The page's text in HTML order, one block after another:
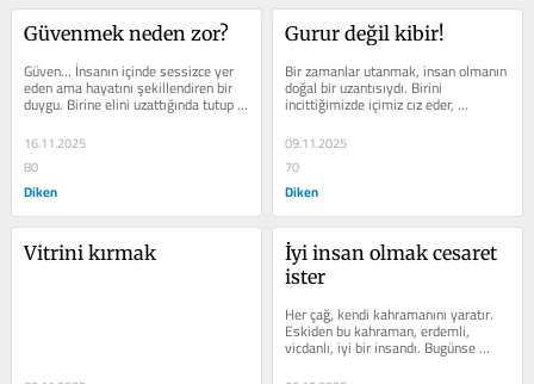
Güvenmek neden zor?
Güven… İnsanın içinde sessizce yer
eden ama hayatını şekillendiren bir
duygu. Birine elini uzattığında tutup
tutmayacağını bilememenin,...
16.11.2025
80
Diken
Gurur değil kibir!
Bir zamanlar utanmak, insan olmanın
doğal bir uzantısıydı. Birini
incittiğimizde içimiz cız eder,
yüzümüz kızarırdı. Yanlış bir söz...
09.11.2025
70
Diken
Vitrini kırmak
İyi insan olmak cesaret
ister
Her çağ, kendi kahramanını yaratır.
Eskiden bu kahraman, erdemli,
vicdanlı, iyi bir insandı. Bugünse
toplumun alkışladığı figür,...